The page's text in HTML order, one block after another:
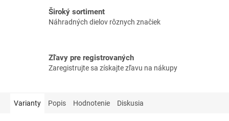
Široký sortiment
Náhradných dielov rôznych značiek
Zľavy pre registrovaných
Zaregistrujte sa získajte zľavu na nákupy
Varianty Popis Hodnotenie Diskusia